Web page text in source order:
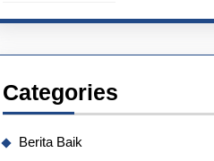
Categories
Berita Baik